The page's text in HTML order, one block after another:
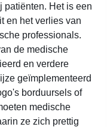
patiënten. Het is een
en het verlies van
professionals.
de medische
en verdere
geïmplementeerd
borduursels of
medische
ze zich prettig